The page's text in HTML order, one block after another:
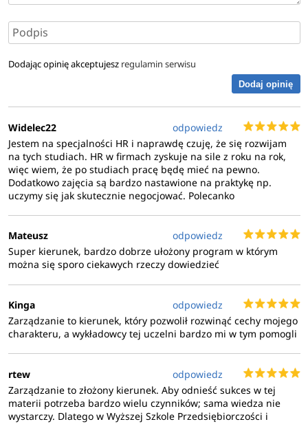
Dodając opinię akceptujesz regulamin serwisu
Dodaj opinię
Widelec22
odpowiedz
Jestem na specjalności HR i naprawdę czuję, że się rozwijam
na tych studiach. HR w firmach zyskuje na sile z roku na rok,
więc wiem, że po studiach pracę będę mieć na pewno.
Dodatkowo zajęcia są bardzo nastawione na praktykę np.
uczymy się jak skutecznie negocjować. Polecanko
Mateusz
odpowiedz
Super kierunek, bardzo dobrze ułożony program w którym
można się sporo ciekawych rzeczy dowiedzieć
Kinga
odpowiedz
Zarządzanie to kierunek, który pozwolił rozwinąć cechy mojego
charakteru, a wykładowcy tej uczelni bardzo mi w tym pomogli
rtew
odpowiedz
Zarządzanie to złożony kierunek. Aby odnieść sukces w tej
materii potrzeba bardzo wielu czynników; sama wiedza nie
wystarczy. Dlatego w Wyższej Szkole Przedsiębiorczości i